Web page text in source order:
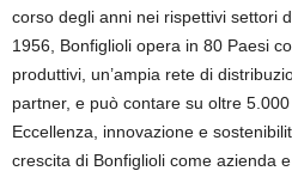
corso degli anni nei rispettivi settori
1956, Bonfiglioli opera in 80 Paesi
produttivi, un’ampia rete di
partner, e può contare su oltre
Eccellenza, innovazione e
crescita di Bonfiglioli come azienda